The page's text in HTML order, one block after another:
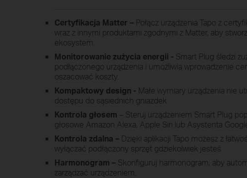
Certyfikacja Matter – Połącz urządzenia Tapo z
wraz z innymi produktami zgodnymi z Matter, aby
ekosystem.
Monitorowanie zużycia energii - Smart Plug śledzi
podłączonego urządzenia i umożliwia wprowadzenie
oszacować koszty.
Kompaktowy design - Małe wymiary urządzenia nie
dostępu do sąsiednich gniazdek
Kontrola głosem – Steruj urządzeniem Smart Plug
głosowe Amazon Alexa, Apple Siri lub Asystenta
Kontrola zdalna – Dzięki aplikacji Tapo możesz z
wyłączać podłączony sprzęt gdziekolwiek jesteś
Harmonogram – Skonfiguruj harmonogram, aby
zarządzać urządzeniem.